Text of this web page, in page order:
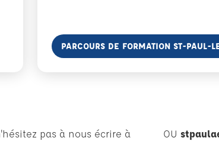
PARCOURS DE FORMATION ST-PAUL-
pas à nous écrire à
OU